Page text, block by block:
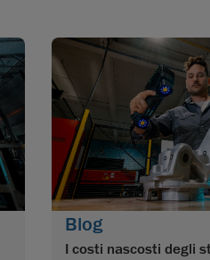
Blog
I costi nascosti degli